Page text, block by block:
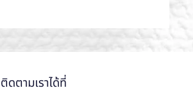
ติดตามเราได้ที่